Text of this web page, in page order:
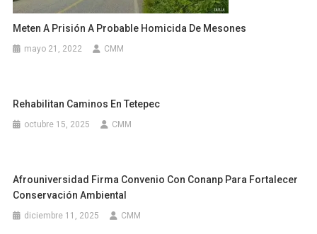
Meten A Prisión A Probable Homicida De Mesones
mayo 21, 2022 CMM
Rehabilitan Caminos En Tetepec
octubre 15, 2025 CMM
Afrouniversidad Firma Convenio Con Conanp Para Fortalecer
Conservación Ambiental
diciembre 11, 2025 CMM